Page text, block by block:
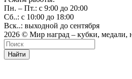
Пн. – Пт.: с 9:00 до 20:00
Сб..: с 10:00 до 18:00
Вск..: выходной до сентября
2026 © Мир наград – кубки, медали,
Найти